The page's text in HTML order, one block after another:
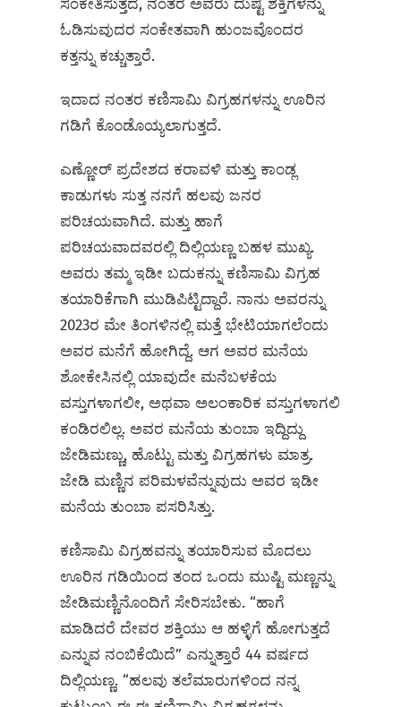
ಸಂಕೇತಿಸುತ್ತದೆ, ನಂತರ ಅವರು ದುಷ್ಟ ಶಕ್ತಿಗಳನ್ನು
ಓಡಿಸುವುದರ ಸಂಕೇತವಾಗಿ ಹುಂಜವೊಂದರ
ಕತ್ತನ್ನು ಕಚ್ಚುತ್ತಾರೆ.
ಇದಾದ ನಂತರ ಕಣಿಸಾಮಿ ವಿಗ್ರಹಗಳನ್ನು ಊರಿನ
ಗಡಿಗೆ ಕೊಂಡೊಯ್ಯಲಾಗುತ್ತದೆ.
ಎಣ್ಣೋರ್‌ ಪ್ರದೇಶದ ಕರಾವಳಿ ಮತ್ತು ಕಾಂಡ್ಲ
ಕಾಡುಗಳು ಸುತ್ತ ನನಗೆ ಹಲವು ಜನರ
ಪರಿಚಯವಾಗಿದೆ. ಮತ್ತು ಹಾಗೆ
ಪರಿಚಯವಾದವರಲ್ಲಿ ದಿಲ್ಲಿಯಣ್ಣ ಬಹಳ ಮುಖ್ಯ.
ಅವರು ತಮ್ಮ ಇಡೀ ಬದುಕನ್ನು ಕಣಿಸಾಮಿ ವಿಗ್ರಹ
ತಯಾರಿಕೆಗಾಗಿ ಮುಡಿಪಿಟ್ಟಿದ್ದಾರೆ. ನಾನು ಅವರನ್ನು
2023ರ ಮೇ ತಿಂಗಳಿನಲ್ಲಿ ಮತ್ತೆ ಭೇಟಿಯಾಗಲೆಂದು
ಅವರ ಮನೆಗೆ ಹೋಗಿದ್ದೆ. ಆಗ ಅವರ ಮನೆಯ
ಶೋಕೇಸಿನಲ್ಲಿ ಯಾವುದೇ ಮನೆಬಳಕೆಯ
ವಸ್ತುಗಳಾಗಲೀ, ಅಥವಾ ಅಲಂಕಾರಿಕ ವಸ್ತುಗಳಾಗಲಿ
ಕಂಡಿರಲಿಲ್ಲ. ಅವರ ಮನೆಯ ತುಂಬಾ ಇದ್ದಿದ್ದು
ಜೇಡಿಮಣ್ಣು, ಹೊಟ್ಟು ಮತ್ತು ವಿಗ್ರಹಗಳು ಮಾತ್ರ.
ಜೇಡಿ ಮಣ್ಣಿನ ಪರಿಮಳವೆನ್ನುವುದು ಅವರ ಇಡೀ
ಮನೆಯ ತುಂಬಾ ಪಸರಿಸಿತ್ತು.
ಕಣಿಸಾಮಿ ವಿಗ್ರಹವನ್ನು ತಯಾರಿಸುವ ಮೊದಲು
ಊರಿನ ಗಡಿಯಿಂದ ತಂದ ಒಂದು ಮುಷ್ಟಿ ಮಣ್ಣನ್ನು
ಜೇಡಿಮಣ್ಣಿನೊಂದಿಗೆ ಸೇರಿಸಬೇಕು. “ಹಾಗೆ
ಮಾಡಿದರೆ ದೇವರ ಶಕ್ತಿಯು ಆ ಹಳ್ಳಿಗೆ ಹೋಗುತ್ತದೆ
ಎನ್ನುವ ನಂಬಿಕೆಯಿದೆ” ಎನ್ನುತ್ತಾರೆ 44 ವರ್ಷದ
ದಿಲ್ಲಿಯಣ್ಣ. “ಹಲವು ತಲೆಮಾರುಗಳಿಂದ ನನ್ನ